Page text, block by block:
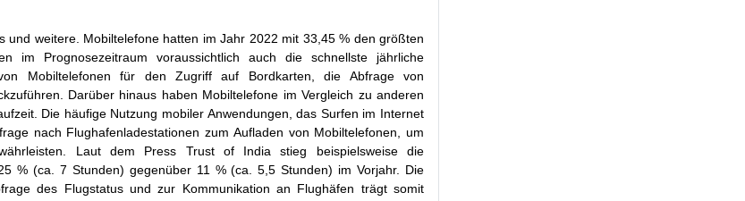
und weitere. Mobiltelefone hatten im Jahr 2022 mit 33,45 % den größten
im Prognosezeitraum voraussichtlich auch die schnellste jährliche
Mobiltelefonen für den Zugriff auf Bordkarten, die Abfrage von
Darüber hinaus haben Mobiltelefone im Vergleich zu anderen
Die häufige Nutzung mobiler Anwendungen, das Surfen im Internet
nach Flughafenladestationen zum Aufladen von Mobiltelefonen, um
Laut dem Press Trust of India stieg beispielsweise die
% (ca. 7 Stunden) gegenüber 11 % (ca. 5,5 Stunden) im Vorjahr. Die
des Flugstatus und zur Kommunikation an Flughäfen trägt somit